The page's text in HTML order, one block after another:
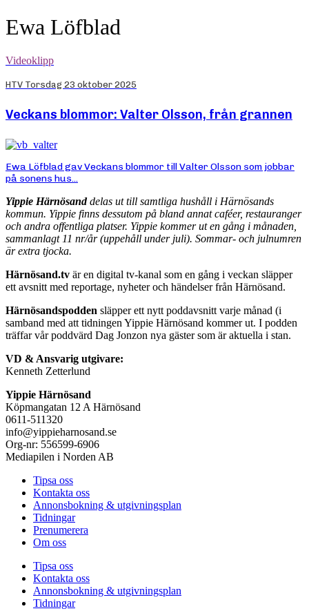
Ewa Löfblad
Videoklipp
HTV Torsdag 23 oktober 2025
Veckans blommor: Valter Olsson, från grannen
Ewa Löfblad gav Veckans blommor till Valter Olsson som jobbar
på sonens hus...
Yippie Härnösanddelas ut till samtliga hushåll i Härnösands
kommun. Yippie finns dessutom på bland annat caféer, restauranger
och andra offentliga platser. Yippie kommer ut en gång i månaden,
sammanlagt 11 nr/år (uppehåll under juli). Sommar- och julnumren
är extra tjocka.
Härnösand.tv är en digital tv-kanal som en gång i veckan släpper
ett avsnitt med reportage, nyheter och händelser från Härnösand.
Härnösandspodden släpper ett nytt poddavsnitt varje månad (i
samband med att tidningen Yippie Härnösand kommer ut. I podden
träffar vår poddvärd Dag Jonzon nya gäster som är aktuella i stan.
VD & Ansvarig utgivare:
Kenneth Zetterlund
Yippie Härnösand
Köpmangatan 12 A Härnösand
0611-511320
info@yippieharnosand.se
Org-nr: 556599-6906
Mediapilen i Norden AB
Tipsa oss
Kontakta oss
Annonsbokning & utgivningsplan
Tidningar
Prenumerera
Om oss
Tipsa oss
Kontakta oss
Annonsbokning & utgivningsplan
Tidningar